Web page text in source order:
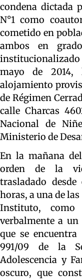
condena dictada
N°1 como
cometido en
ambos en
institucionalizado
mayo de
alojamiento
de Régimen
calle Charcas
Nacional de
Ministerio de
En la mañana
orden de la
trasladado
horas, a una de
Instituto, como
verbalmente a
que se
991/09 de la
Adolescencia y
oscuro, que